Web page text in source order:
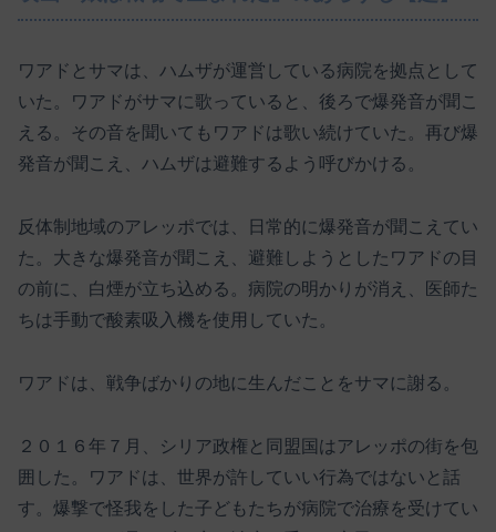
ワアドとサマは、ハムザが運営している病院を拠点として
いた。ワアドがサマに歌っていると、後ろで爆発音が聞こ
える。その音を聞いてもワアドは歌い続けていた。再び爆
発音が聞こえ、ハムザは避難するよう呼びかける。
反体制地域のアレッポでは、日常的に爆発音が聞こえてい
た。大きな爆発音が聞こえ、避難しようとしたワアドの目
の前に、白煙が立ち込める。病院の明かりが消え、医師た
ちは手動で酸素吸入機を使用していた。
ワアドは、戦争ばかりの地に生んだことをサマに謝る。
２０１６年７月、シリア政権と同盟国はアレッポの街を包
囲した。ワアドは、世界が許していい行為ではないと話
す。爆撃で怪我をした子どもたちが病院で治療を受けてい